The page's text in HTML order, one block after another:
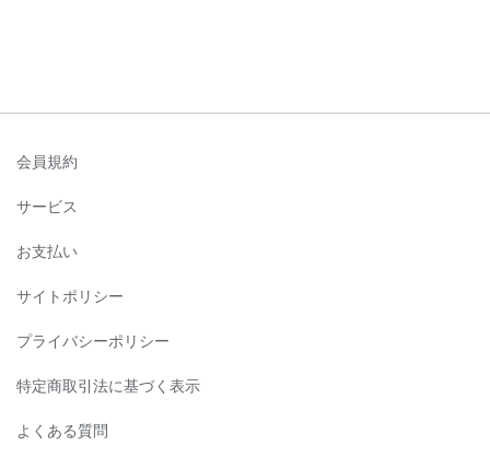
会員規約
サービス
お支払い
サイトポリシー
プライバシーポリシー
特定商取引法に基づく表示
よくある質問